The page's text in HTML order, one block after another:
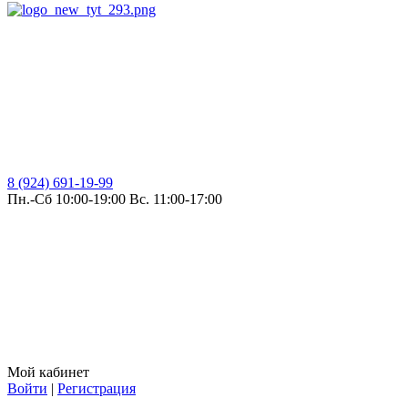
8 (924) 691-19-99
Пн.-Сб 10:00-19:00 Вс. 11:00-17:00
Мой кабинет
Войти | Регистрация